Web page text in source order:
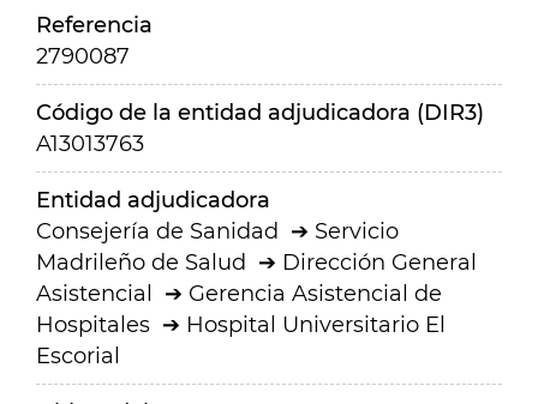
Referencia
2790087
Código de la entidad adjudicadora (DIR3)
A13013763
Entidad adjudicadora
Consejería de Sanidad
Servicio
Madrileño de Salud
Dirección General
Asistencial
Gerencia Asistencial de
Hospitales
Hospital Universitario El
Escorial